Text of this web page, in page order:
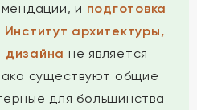
и подготовка
архитектуры,
дизайна не является
существуют общие
для большинства